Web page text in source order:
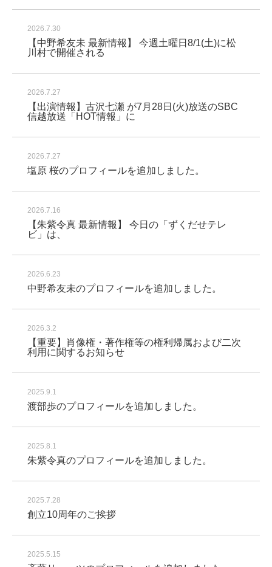
2026.7.30
【中野希友未 最新情報】 今週土曜日8/1(土)に松
川村で開催される
2026.7.27
【出演情報】古沢七瀬 が7月28日(火)放送のSBC
信越放送「HOT情報」に
2026.7.27
塩原 桜のプロフィールを追加しました。
2026.7.16
【朱紫令真 最新情報】 今日の「ずくだせテレ
ビ」は、
2026.6.23
中野希友未のプロフィールを追加しました。
2026.3.2
【重要】肖像権・著作権等の権利帰属および二次
利用に関するお知らせ
2025.9.1
渡部歩のプロフィールを追加しました。
2025.8.1
朱紫令真のプロフィールを追加しました。
2025.7.28
創立10周年のご挨拶
2025.5.15